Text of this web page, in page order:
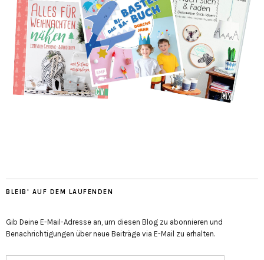
BLEIB' AUF DEM LAUFENDEN
Gib Deine E-Mail-Adresse an, um diesen Blog zu abonnieren und
Benachrichtigungen über neue Beiträge via E-Mail zu erhalten.